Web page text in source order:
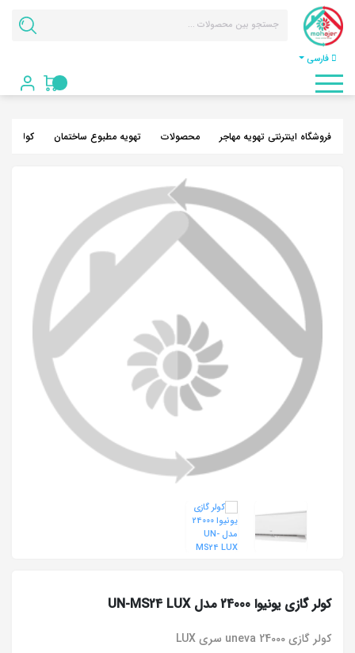
فارسی
فروشگاه اینترنتی تهویه مهاجر محصولات تهویه مطبوع ساختمان کولر
کولر گازی یونیوا 24000 مدل UN-MS24 LUX
کولر گازی 24000 uneva سری LUX